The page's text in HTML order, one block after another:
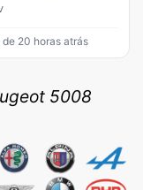
20 horas atrás
5008